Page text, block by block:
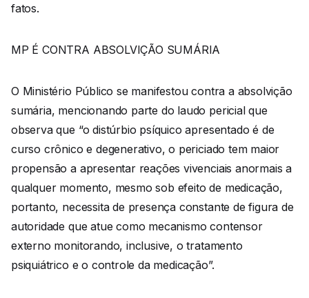
fatos.
MP É CONTRA ABSOLVIÇÃO SUMÁRIA
O Ministério Público se manifestou contra a absolvição
sumária, mencionando parte do laudo pericial que
observa que “o distúrbio psíquico apresentado é de
curso crônico e degenerativo, o periciado tem maior
propensão a apresentar reações vivenciais anormais a
qualquer momento, mesmo sob efeito de medicação,
portanto, necessita de presença constante de figura de
autoridade que atue como mecanismo contensor
externo monitorando, inclusive, o tratamento
psiquiátrico e o controle da medicação”.